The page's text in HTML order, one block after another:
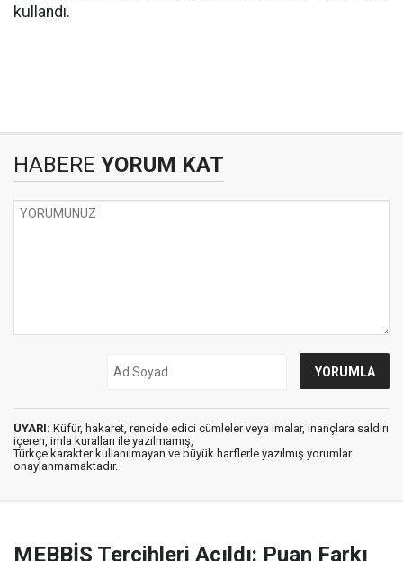
kullandı.
HABERE YORUM KAT
UYARI: Küfür, hakaret, rencide edici cümleler veya imalar, inançlara saldırı
içeren, imla kuralları ile yazılmamış,
Türkçe karakter kullanılmayan ve büyük harflerle yazılmış yorumlar
onaylanmamaktadır.
MEBBİS Tercihleri Açıldı: Puan Farkı